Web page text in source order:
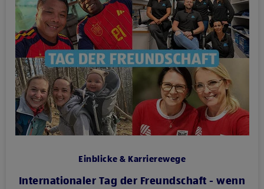
Einblicke & Karrierewege
Internationaler Tag der Freundschaft - wenn